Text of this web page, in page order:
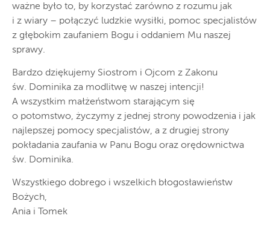
ważne było to, by korzystać zarówno z rozumu jak
i z wiary – połączyć ludzkie wysiłki, pomoc specjalistów
z głębokim zaufaniem Bogu i oddaniem Mu naszej
sprawy.
Bardzo dziękujemy Siostrom i Ojcom z Zakonu
św. Dominika za modlitwę w naszej intencji!
A wszystkim małżeństwom starającym się
o potomstwo, życzymy z jednej strony powodzenia i jak
najlepszej pomocy specjalistów, a z drugiej strony
pokładania zaufania w Panu Bogu oraz orędownictwa
św. Dominika.
Wszystkiego dobrego i wszelkich błogosławieństw
Bożych,
Ania i Tomek